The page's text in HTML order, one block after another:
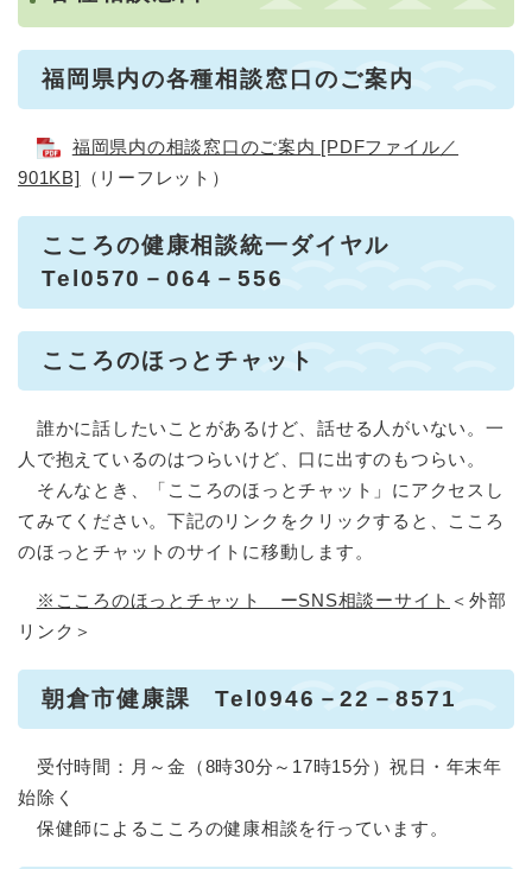
福岡県内の各種相談窓口のご案内
福岡県内の相談窓口のご案内 [PDFファイル／
901KB] （リーフレット）
こころの健康相談統一ダイヤル
Tel0570－064－556
こころのほっとチャット
誰かに話したいことがあるけど、話せる人がいない。一
人で抱えているのはつらいけど、口に出すのもつらい。
そんなとき、「こころのほっとチャット」にアクセスし
てみてください。下記のリンクをクリックすると、こころ
のほっとチャットのサイトに移動します。
※こころのほっとチャット ーSNS相談ーサイト ＜外部
リンク＞
朝倉市健康課 Tel0946－22－8571
受付時間：月～金（8時30分～17時15分）祝日・年末年
始除く
保健師によるこころの健康相談を行っています。